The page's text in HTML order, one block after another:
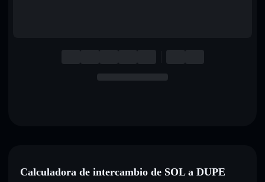
Calculadora de intercambio de SOL a DUPE